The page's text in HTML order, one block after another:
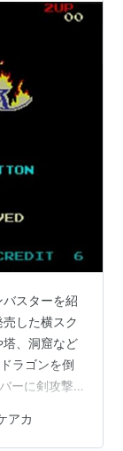
スターを紹
した横スク
、洞窟など
ラゴンを倒
ーに剣攻撃
ションがボ
アカ